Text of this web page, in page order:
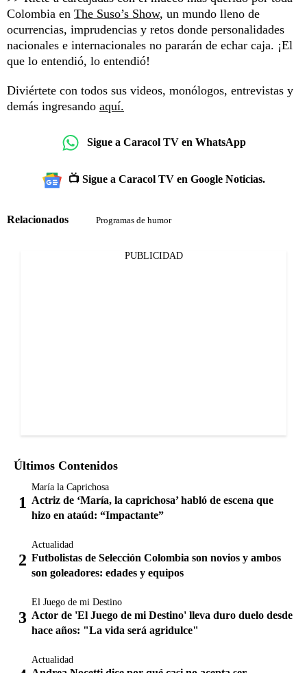
Colombia en The Suso’s Show, un mundo lleno de
ocurrencias, imprudencias y retos donde personalidades
nacionales e internacionales no pararán de echar caja. ¡El
que lo entendió, lo entendió!
Diviértete con todos sus videos, monólogos, entrevistas y
demás ingresando aquí.
Sigue a Caracol TV en WhatsApp
📺 Sigue a Caracol TV en Google Noticias.
Relacionados Programas de humor
PUBLICIDAD
Últimos Contenidos
María la Caprichosa
Actriz de ‘María, la caprichosa’ habló de escena que
hizo en ataúd: “Impactante”
Actualidad
Futbolistas de Selección Colombia son novios y ambos
son goleadores: edades y equipos
El Juego de mi Destino
Actor de 'El Juego de mi Destino' lleva duro duelo desde
hace años: "La vida será agridulce"
Actualidad